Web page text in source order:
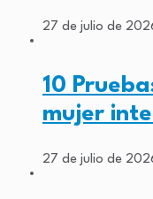
27 de julio de
10
mujer
27 de julio de